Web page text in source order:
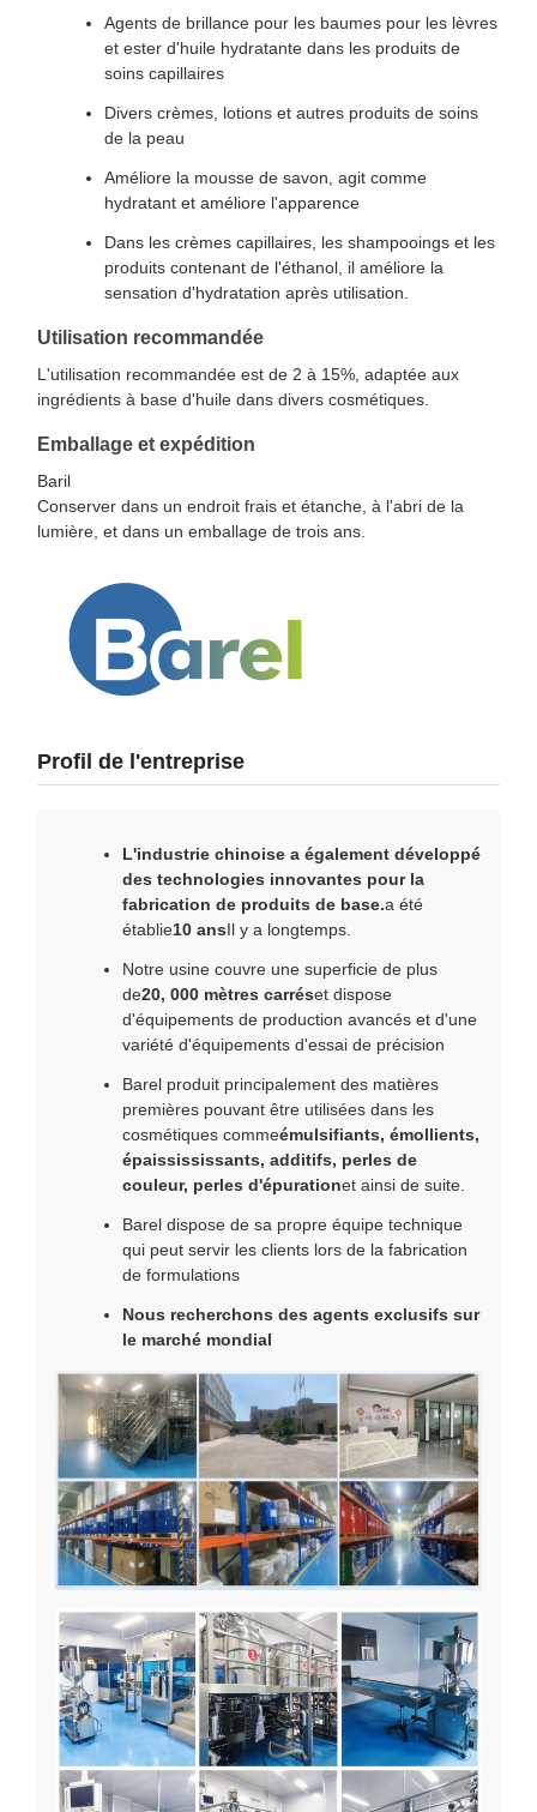
Agents de brillance pour les baumes pour les lèvres
et ester d'huile hydratante dans les produits de
soins capillaires
Divers crèmes, lotions et autres produits de soins
de la peau
Améliore la mousse de savon, agit comme
hydratant et améliore l'apparence
Dans les crèmes capillaires, les shampooings et les
produits contenant de l'éthanol, il améliore la
sensation d'hydratation après utilisation.
Utilisation recommandée
L'utilisation recommandée est de 2 à 15%, adaptée aux
ingrédients à base d'huile dans divers cosmétiques.
Emballage et expédition
Baril
Conserver dans un endroit frais et étanche, à l'abri de la
lumière, et dans un emballage de trois ans.
Profil de l'entreprise
L'industrie chinoise a également développé
des technologies innovantes pour la
fabrication de produits de base.a été
établie10 ansIl y a longtemps.
Notre usine couvre une superficie de plus
de20, 000 mètres carréset dispose
d'équipements de production avancés et d'une
variété d'équipements d'essai de précision
Barel produit principalement des matières
premières pouvant être utilisées dans les
cosmétiques commeémulsifiants, émollients,
épaissississants, additifs, perles de
couleur, perles d'épurationet ainsi de suite.
Barel dispose de sa propre équipe technique
qui peut servir les clients lors de la fabrication
de formulations
Nous recherchons des agents exclusifs sur
le marché mondial